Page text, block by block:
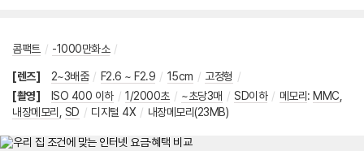
콤팩트 / -1000만화소 /
[렌즈] 2~3배줌 / F2.6 ~ F2.9 / 15cm / 고정형 /
[촬영]
ISO 400 이하 / 1/2000초 / ~초당3매 / SD이하 / 메모리: MMC
내장메모리
SD / 디지털 4X / 내장메모리(23MB)